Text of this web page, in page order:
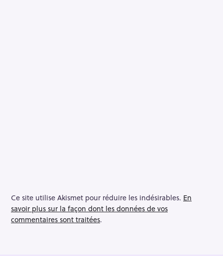
Ce site utilise Akismet pour réduire les indésirables. En
savoir plus sur la façon dont les données de vos
commentaires sont traitées.